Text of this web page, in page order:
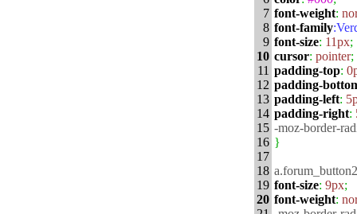
7
8
9
10
11
12
13
14
15
16
17
18
19
20
font-weight:
font-family
font-size: 11px;
cursor: pointer;
padding-top:
padding-
padding-left:
padding-right:
-moz-border-
}
a.forum_button2
font-size: 9px;
font-weight: